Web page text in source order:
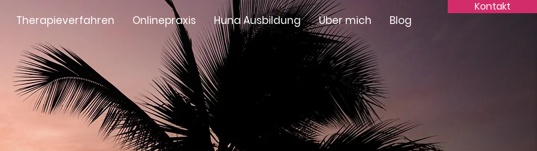
Kontakt
Therapieverfahren Onlinepraxis Huna Ausbildung Über mich Blog